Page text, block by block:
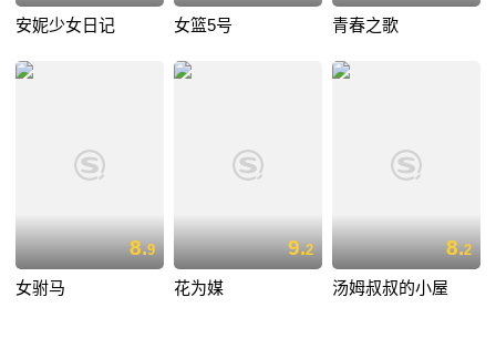
安妮少女日记 女篮5号 青春之歌
8.9
女驸马
9.2
花为媒
8.2
汤姆叔叔的小屋